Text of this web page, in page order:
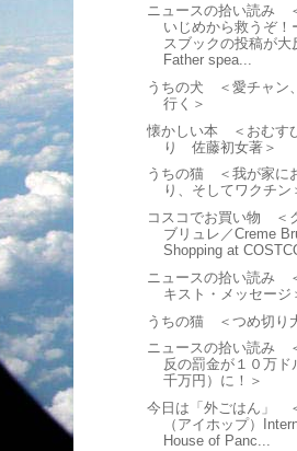
ニュースの拾い読み
いじめから救うぞ！
スブックの投稿が大
Father spea...
うちの犬 ＜愛チャン
行く＞
懐かしい本 ＜おむす
り 佐藤初女著＞
うちの猫 ＜我が家に
り、そしてワクチン
コスコでお買い物 ＜
ブリュレ／Creme
Shopping at
ニュースの拾い読み
キスト・メッセージ
うちの猫 ＜つめ切り
ニュースの拾い読み
反の罰金が１０万ド
千万円）に！＞
今日は「外ごはん」
（アイホップ）
House of Panc...